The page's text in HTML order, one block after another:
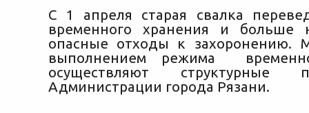
С 1 апреля старая свалка
временного хранения и больше
опасные отходы к захоронению.
выполнением режима
осуществляют структурные
Администрации города Рязани.